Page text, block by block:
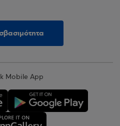
Mobile App